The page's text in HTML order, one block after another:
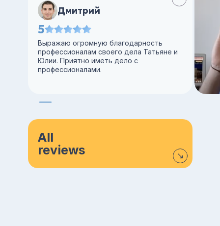
Дмитрий
5
Выражаю огромную благодарность
профессионалам своего дела Татьяне и
Юлии. Приятно иметь дело с
профессионалами.
All
reviews